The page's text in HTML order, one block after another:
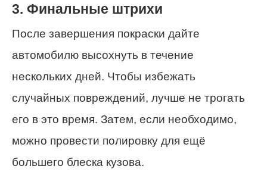
3. Финальные штрихи
После завершения покраски дайте
автомобилю высохнуть в течение
нескольких дней. Чтобы избежать
случайных повреждений, лучше не трогать
его в это время. Затем, если необходимо,
можно провести полировку для ещё
большего блеска кузова.